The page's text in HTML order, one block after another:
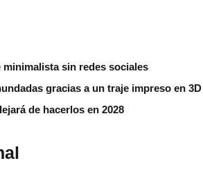
sin redes sociales
gracias a un traje impreso en 3D
de hacerlos en 2028